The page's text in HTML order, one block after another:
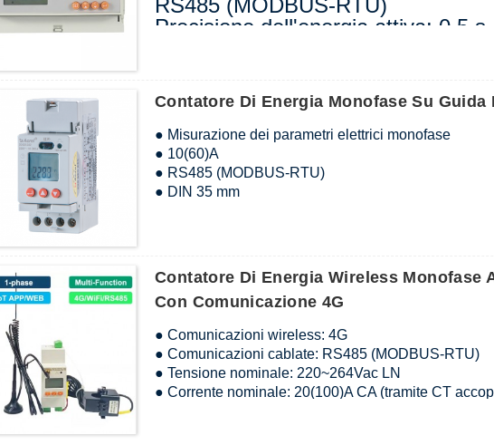
RS485 (MODBUS-RTU)
Precisione dell'energia attiva: 0,5 s
Contatore Di Energia Monofase Su Guida
● Misurazione dei parametri elettrici monofase
● 10(60)A
● RS485 (MODBUS-RTU)
● DIN 35 mm
Contatore Di Energia Wireless Monofase
Con Comunicazione 4G
● Comunicazioni wireless: 4G
● Comunicazioni cablate: RS485 (MODBUS-RTU)
● Tensione nominale: 220~264Vac LN
● Corrente nominale: 20(100)A CA (tramite CT
● Misurazione: energia attiva e reattiva monofase,